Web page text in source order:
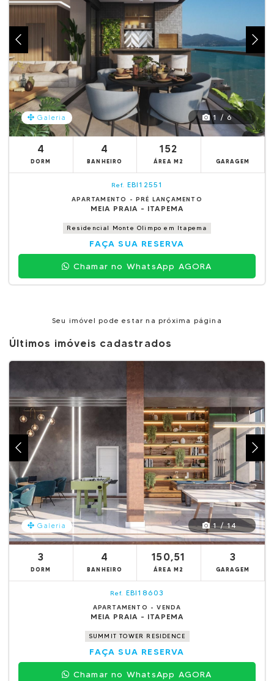
Galeria 1 / 6
4
DORM
4
BANHEIRO
152
ÁREA M2 GARAGEM
Ref. EBI12551
APARTAMENTO - PRÉ LANÇAMENTO
MEIA PRAIA - ITAPEMA
Residencial Monte Olimpo em Itapema
FAÇA SUA RESERVA
Chamar no WhatsApp AGORA
Seu imóvel pode estar na próxima página
Últimos imóveis cadastrados
Galeria 1 / 14
3
DORM
4
BANHEIRO
150,51
ÁREA M2
3
GARAGEM
Ref. EBI18603
APARTAMENTO - VENDA
MEIA PRAIA - ITAPEMA
SUMMIT TOWER RESIDENCE
FAÇA SUA RESERVA
Chamar no WhatsApp AGORA